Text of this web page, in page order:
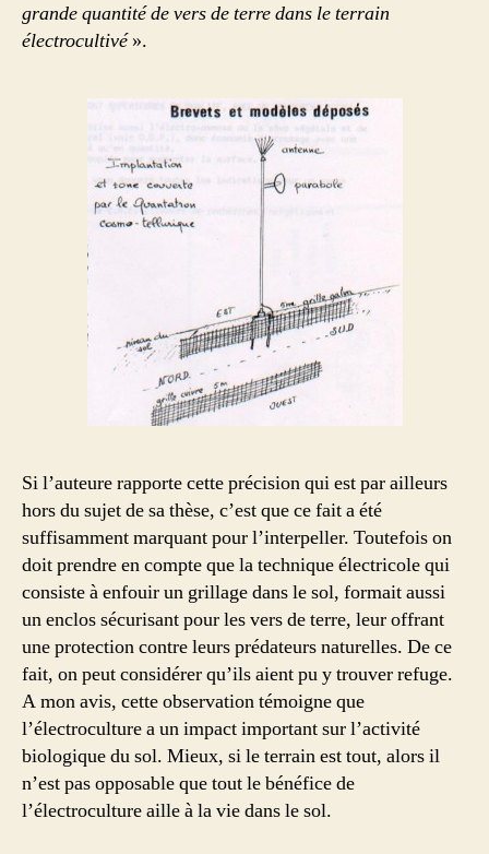
grande quantité de vers de terre dans le terrain
électrocultivé».
Si l’auteure rapporte cette précision qui est par ailleurs
hors du sujet de sa thèse, c’est que ce fait a été
suffisamment marquant pour l’interpeller. Toutefois on
doit prendre en compte que la technique électricole qui
consiste à enfouir un grillage dans le sol, formait aussi
un enclos sécurisant pour les vers de terre, leur offrant
une protection contre leurs prédateurs naturelles. De ce
fait, on peut considérer qu’ils aient pu y trouver refuge.
A mon avis, cette observation témoigne que
l’électroculture a un impact important sur l’activité
biologique du sol. Mieux, si le terrain est tout, alors il
n’est pas opposable que tout le bénéfice de
l’électroculture aille à la vie dans le sol.